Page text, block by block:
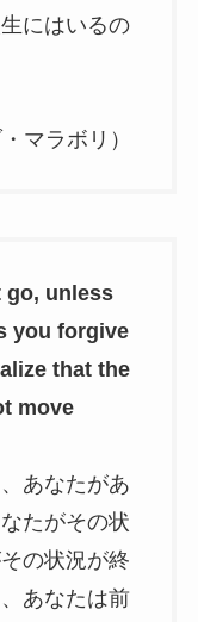
にはいるの
マラボリ）
go, unless
you forgive
that the
move
あなたがあ
たがその状
の状況が終
あなたは前